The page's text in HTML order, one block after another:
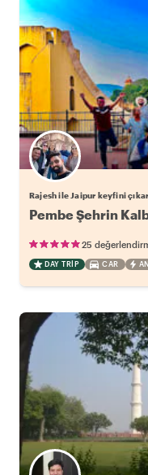
Rajesh ile Jaipur keyfini çıkar
Pembe Şehrin
25
DAY TRIP CAR